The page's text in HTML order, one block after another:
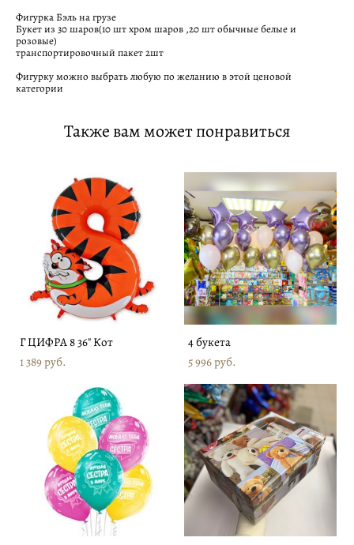
Фигурка Бэль на грузе
Букет из 30 шаров(10 шт хром шаров ,20 шт обычные белые и
розовые)
транспортировочный пакет 2шт
Фигурку можно выбрать любую по желанию в этой ценовой
категории
Также вам может понравиться
Г ЦИФРА 8 36" Кот
1 389 pуб.
4 букета
5 996 pуб.